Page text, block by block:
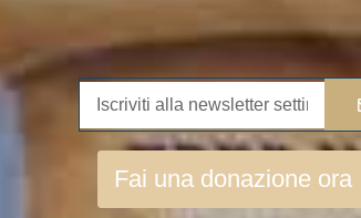
Fai una donazione ora